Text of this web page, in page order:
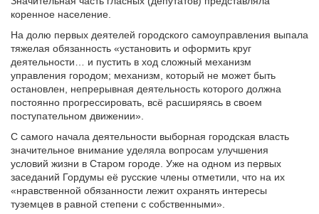
коренное население.
На долю первых деятелей городского самоуправления выпала
тяжелая обязанность «установить и оформить круг
деятельности… и пустить в ход сложный механизм
управления городом; механизм, который не может быть
остановлен, непрерывная деятельность которого должна
постоянно прогрессировать, всё расширяясь в своем
поступательном движении».
С самого начала деятельности выборная городская власть
значительное внимание уделяла вопросам улучшения
условий жизни в Старом городе. Уже на одном из первых
заседаний Гордумы её русские члены отметили, что на их
«нравственной обязанности лежит охранять интересы
туземцев в равной степени с собственными».